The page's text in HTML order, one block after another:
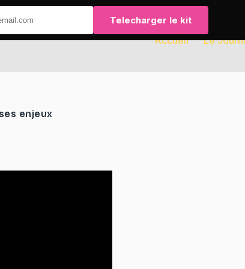
Accueil Le
enjeux
Telecharger le kit